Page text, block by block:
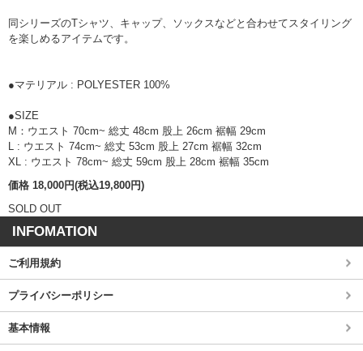
同シリーズのTシャツ、キャップ、ソックスなどと合わせてスタイリング
を楽しめるアイテムです。
●マテリアル : POLYESTER 100%
●SIZE
M：ウエスト 70cm~ 総丈 48cm 股上 26cm 裾幅 29cm
L : ウエスト 74cm~ 総丈 53cm 股上 27cm 裾幅 32cm
XL : ウエスト 78cm~ 総丈 59cm 股上 28cm 裾幅 35cm
価格 18,000円(税込19,800円)
SOLD OUT
INFOMATION
ご利用規約
プライバシーポリシー
基本情報